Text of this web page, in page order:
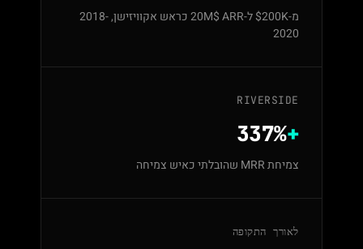
מ-200K$ ל-20M$ ARR כראש אקוויזישן, 2018-
2020
RIVERSIDE
+
337%
צמיחת MRR שהובלתי כאיש צמיחה
לאורך התקופה